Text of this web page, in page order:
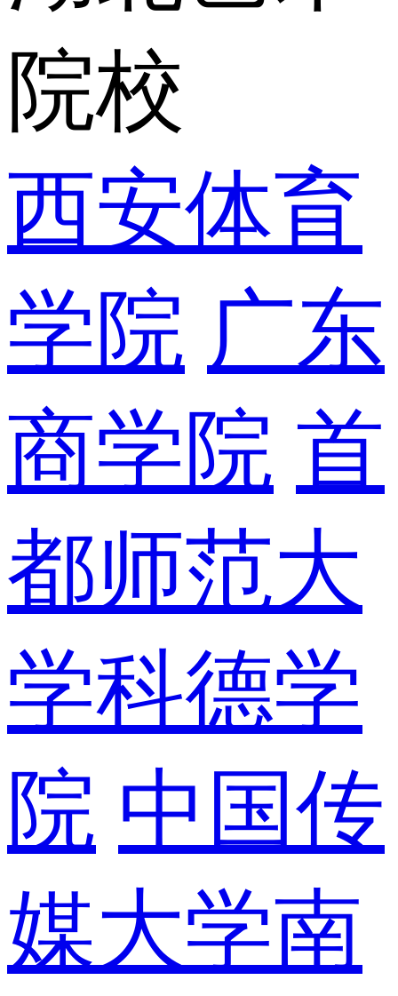
院校
西安体育
学院 广东
商学院 首
都师范大
学科德学
院 中国传
媒大学南